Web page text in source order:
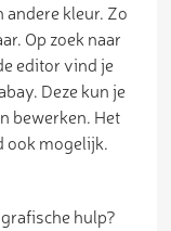
kleur. Zo
Op zoek naar
editor vind je
Deze kun je
bewerken. Het
ook mogelijk.
hulp?